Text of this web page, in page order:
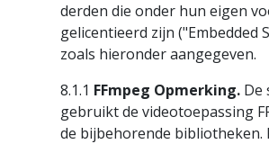
derden die onder hun eigen
gelicentieerd zijn ("Embedded
zoals hieronder aangegeven.
8.1.1 FFmpeg Opmerking. De
gebruikt de videotoepassing
de bijbehorende bibliotheken.